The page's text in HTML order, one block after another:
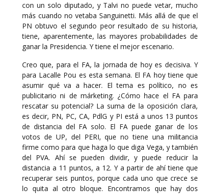
con un solo diputado, y Talvi no puede vetar, mucho
más cuando no vetaba Sanguinetti. Más allá de que el
PN obtuvo el segundo peor resultado de su historia,
tiene, aparentemente, las mayores probabilidades de
ganar la Presidencia. Y tiene el mejor escenario.
Creo que, para el FA, la jornada de hoy es decisiva. Y
para Lacalle Pou es esta semana. El FA hoy tiene que
asumir qué va a hacer. El tema es político, no es
publicitario ni de márketing. ¿Cómo hace el FA para
rescatar su potencial? La suma de la oposición clara,
es decir, PN, PC, CA, PdlG y PI está a unos 13 puntos
de distancia del FA solo. El FA puede ganar de los
votos de UP, del PERI, que no tiene una militancia
firme como para que haga lo que diga Vega, y también
del PVA. Ahí se pueden dividir, y puede reducir la
distancia a 11 puntos, a 12. Y a partir de ahí tiene que
recuperar seis puntos, porque cada uno que crece se
lo quita al otro bloque. Encontramos que hay dos